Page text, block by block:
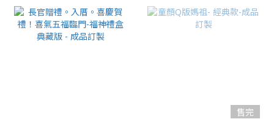
售完